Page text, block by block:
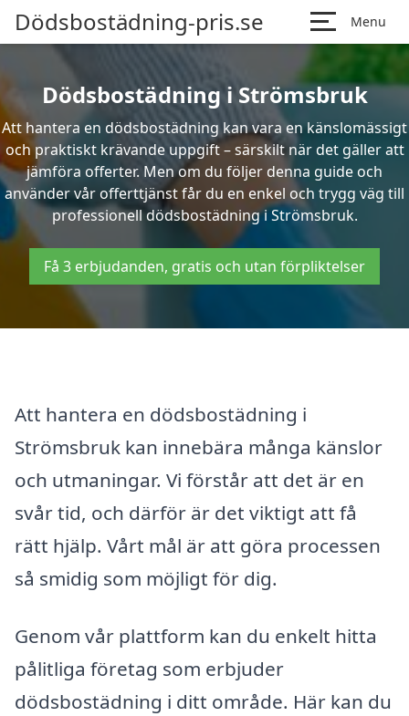
Dödsbostädning-pris.se Menu
Dödsbostädning i Strömsbruk
Att hantera en dödsbostädning kan vara en känslomässigt
och praktiskt krävande uppgift – särskilt när det gäller att
jämföra offerter. Men om du följer denna guide och
använder vår offerttjänst får du en enkel och trygg väg till
professionell dödsbostädning i Strömsbruk.
Få 3 erbjudanden, gratis och utan förpliktelser
Att hantera en dödsbostädning i
Strömsbruk kan innebära många känslor
och utmaningar. Vi förstår att det är en
svår tid, och därför är det viktigt att få
rätt hjälp. Vårt mål är att göra processen
så smidig som möjligt för dig.
Genom vår plattform kan du enkelt hitta
pålitliga företag som erbjuder
dödsbostädning i ditt område. Här kan du